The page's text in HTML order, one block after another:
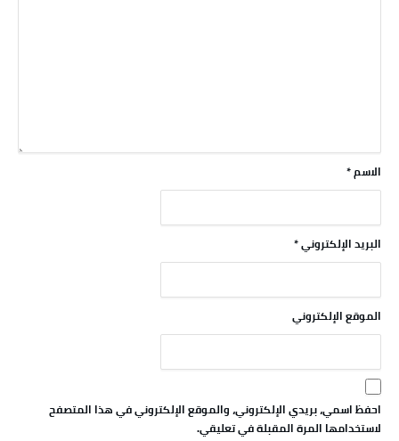
الاسم*
البريد الإلكتروني*
الموقع الإلكتروني
احفظ اسمي، بريدي الإلكتروني، والموقع الإلكتروني في هذا المتصفح
لاستخدامها المرة المقبلة في تعليقي.